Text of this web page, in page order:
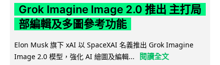
Grok Imagine Image 2.0 推出 主打局
部編輯及多圖參考功能
Elon Musk 旗下 xAI 以 SpaceXAI 名義推出 Grok Imagine
Image 2.0 模型，強化 AI 繪圖及編輯...
閱讀全文